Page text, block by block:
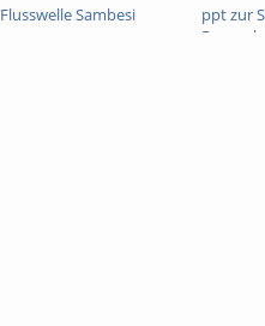
Flusswelle Sambesi
ppt zur